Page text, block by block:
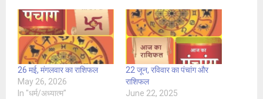
26 मई, मंगलवार का राशिफल
May 26, 2026
In "धर्म/अध्यात्म"
22 जून, रविवार का पंचांग और
राशिफल
June 22, 2025